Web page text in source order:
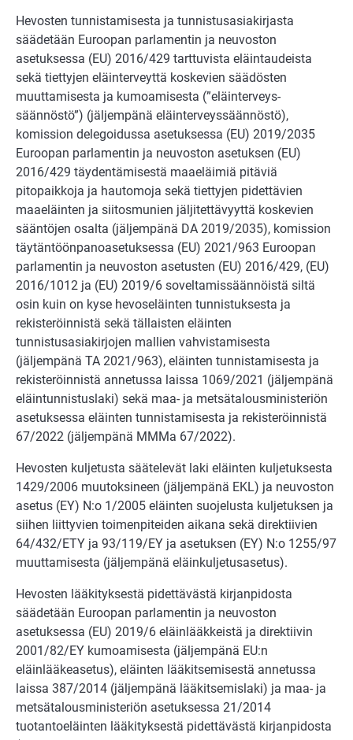
Hevosten tunnistamisesta ja tunnistusasiakirjasta
säädetään Euroopan parlamentin ja neuvoston
asetuksessa (EU) 2016/429 tarttuvista eläintaudeista
sekä tiettyjen eläinterveyttä koskevien säädösten
muuttamisesta ja kumoamisesta (”eläinterveys­
säännöstö”) (jäljempänä eläinterveyssäännöstö),
komission delegoidussa asetuksessa (EU) 2019/2035
Euroopan parlamentin ja neuvoston asetuksen (EU)
2016/429 täy­dentämisestä maaeläimiä pitäviä
pitopaikkoja ja hautomoja sekä tiettyjen pidettä­vien
maaeläinten ja siitosmunien jäljitettävyyttä koskevien
sääntöjen osalta (jäljem­pänä DA 2019/2035), komission
täytäntöönpanoasetuksessa (EU) 2021/963 Euroo­pan
parlamentin ja neuvoston asetusten (EU) 2016/429, (EU)
2016/1012 ja (EU) 2019/6 soveltamissäännöistä siltä
osin kuin on kyse hevoseläinten tunnistuksesta ja
rekisteröinnistä sekä tällaisten eläinten
tunnistusasiakirjojen mallien vahvistamisesta
(jäljempänä TA 2021/963), eläinten tunnistamisesta ja
rekisteröinnistä annetussa laissa 1069/2021 (jäljempänä
eläintunnistuslaki) sekä maa- ja metsätalousministeriön
asetuksessa eläinten tunnistamisesta ja rekisteröinnistä
67/2022 (jäljempänä MMMa 67/2022).
Hevosten kuljetusta säätelevät laki eläinten kuljetuksesta
1429/2006 muutoksineen (jäljempänä EKL) ja neuvoston
asetus (EY) N:o 1/2005 eläinten suojelusta kuljetuksen ja
siihen liittyvien toimenpiteiden aikana sekä direktiivien
64/432/ETY ja 93/119/EY ja asetuksen (EY) N:o 1255/97
muuttamisesta (jäljempänä eläinkuljetusasetus).
Hevosten lääkityksestä pidettävästä kirjanpidosta
säädetään Euroopan parlamentin ja neuvoston
asetuksessa (EU) 2019/6 eläinlääkkeistä ja direktiivin
2001/82/EY ku­moamisesta (jäljempänä EU:n
eläinlääkeasetus), eläinten lääkitsemisestä anne­tussa
laissa 387/2014 (jäljempänä lääkitsemislaki) ja maa- ja
metsätalousministeriön ase­tuksessa 21/2014
tuotantoeläinten lääkityksestä pidettävästä kirjanpidosta